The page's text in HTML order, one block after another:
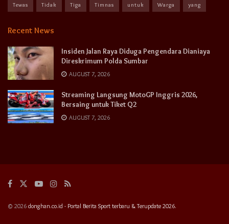
Tewas Tidak Tiga Timnas untuk Warga yang
Recent News
Insiden Jalan Raya Diduga Pengendara Dianiaya
Direskrimum Polda Sumbar
AUGUST 7, 2026
Streaming Langsung MotoGP Inggris 2026,
Bersaing untuk Tiket Q2
AUGUST 7, 2026
© 2026 donghan.co.id - Portal Berita Sport terbaru & Terupdate 2026.